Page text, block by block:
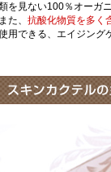
を見ない100％オーガ
また、 抗酸化物質を多く
用できる、エイジング